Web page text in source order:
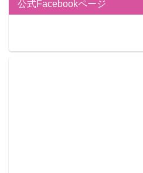
公式Facebookページ